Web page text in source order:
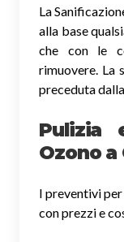
La
alla base
che con le
rimuovere. La
preceduta
Pulizia
Ozono
I preventivi
con prezzi e